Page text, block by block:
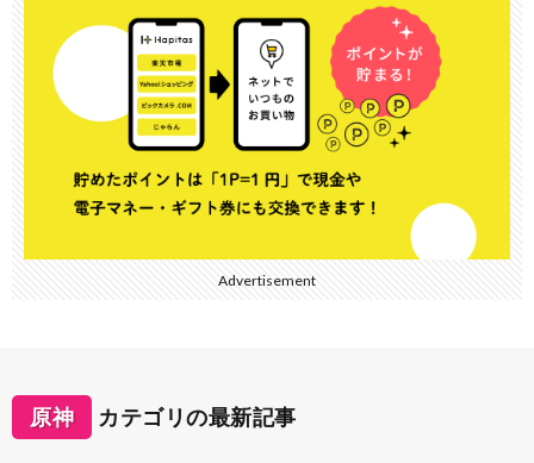
Advertisement
原神 カテゴリの最新記事